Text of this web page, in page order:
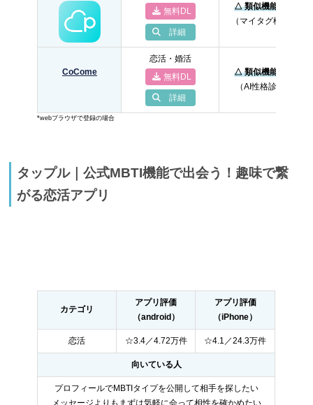
無料DL
詳細
△ 類似機能あり
（マイタグ機能）
CoCome
恋活・婚活
無料DL
詳細
△ 類似機能あり
（AI性格診断）
*webブラウザで登録の場合
タップル｜公式MBTI機能で出会う！趣味で繋
がる恋活アプリ
カテゴリ
アプリ評価
（android）
アプリ評価
（iPhone）
恋活 ☆3.4／4.72万件 ☆4.1／24.3万件
向いている人
プロフィールでMBTIタイプを公開して相手を探したい